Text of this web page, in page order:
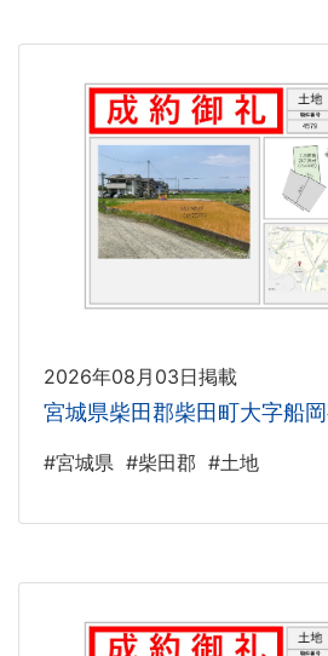
2026年08月03日掲載
宮城県柴田郡柴田町大字船
#宮城県 #柴田郡 #土地